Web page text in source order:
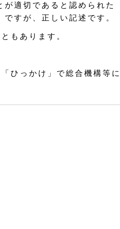
適切であると認められた
すが、正しい記述です。
もあります。
ひっかけ」で総合機構等に